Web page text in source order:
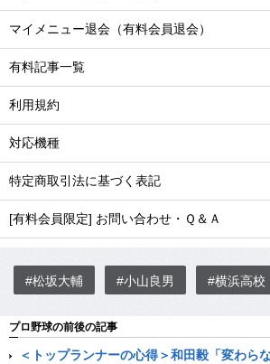
マイメニュー退会（有料会員退会）
有料記事一覧
利用規約
対応機種
特定商取引法に基づく表記
[有料会員限定] お問い合わせ・Ｑ＆Ａ
#松坂大輔 #小山良男 #横浜高校
プロ野球の前後の記事
＜トップランナーの心得＞和田毅「変わら